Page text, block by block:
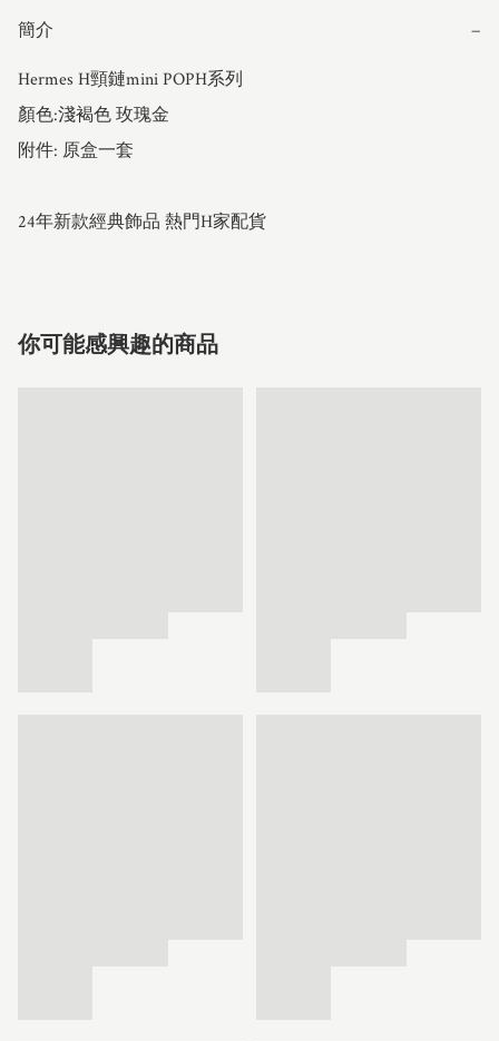
簡介 −
Hermes H頸鏈mini POPH系列
顏色:淺褐色 玫瑰金
附件: 原盒一套
24年新款經典飾品 熱門H家配貨
你可能感興趣的商品